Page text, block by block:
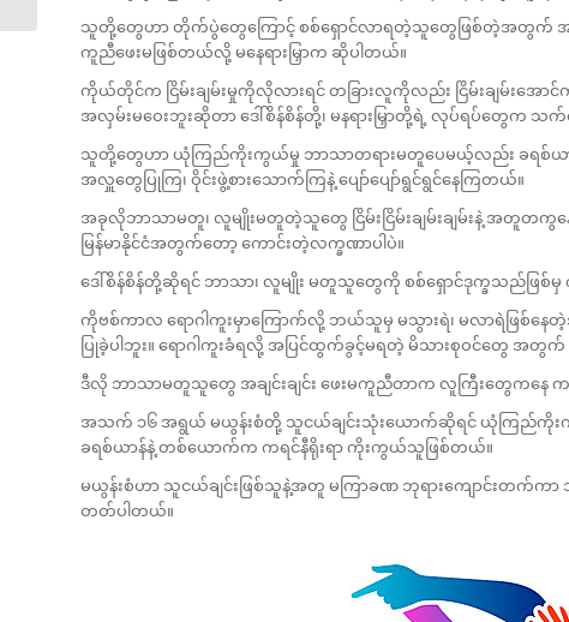
သူတို့တွေဟာ တိုက်ပွဲတွေကြောင့် စစ်ရှောင်လာရတဲ့သူတွေဖြစ်တဲ့အတွက် အခု
ကူညီဖေးမဖြစ်တယ်လို့ မနေရားမြှာက ဆိုပါတယ်။
ကိုယ်တိုင်က ငြိမ်းချမ်းမှုကိုလိုလားရင် တခြားလူကိုလည်း ငြိမ်းချမ်းအောင်
အလှမ်းမဝေးဘူးဆိုတာ ဒေါ်စိန်စိန်တို့၊ မနရားမြှာတို့ရဲ့ လုပ်ရပ်တွေက သ
သူတို့တွေဟာ ယုံကြည်ကိုးကွယ်မှု ဘာသာတရားမတူပေမယ့်လည်း ခရစ်ယာ
အလှူတွေပြုကြ၊ ဝိုင်းဖွဲ့စားသောက်ကြနဲ့ ပျော်ပျော်ရွင်ရွင်နေကြတယ်။
အခုလိုဘာသာမတူ၊ လူမျိုးမတူတဲ့သူတွေ ငြိမ်းငြိမ်းချမ်းချမ်းနဲ့ အတူတ
မြန်မာနိုင်ငံအတွက်တော့ ကောင်းတဲ့လက္ခဏာပါပဲ။
ဒေါ်စိန်စိန်တို့ဆိုရင် ဘာသာ၊ လူမျိုး မတူသူတွေကို စစ်ရှောင်ဒုက္ခသည်ဖြစ်
ကိုဗစ်ကာလ ရောဂါကူးမှာကြောက်လို့ ဘယ်သူမှ မသွားရဲ၊ မလာရဲဖြစ်နေတဲ့အ
ပြုခဲ့ပါဘူး။ ရောဂါကူးခံရလို့ အပြင်ထွက်ခွင့်မရတဲ့ မိသားစုဝင်တွေ အတွက်
ဒီလို ဘာသာမတူသူတွေ အချင်းချင်း ဖေးမကူညီတာက လူကြီးတွေကန
အသက် ၁၆ အရွယ် မယွန်းစံတို့ သူငယ်ချင်းသုံးယောက်ဆိုရင် ယုံကြည်ကိုး
ခရစ်ယာန်နဲ့ တစ်ယောက်က ကရင်နီရိုးရာ ကိုးကွယ်သူဖြစ်တယ်။
မယွန်းစံဟာ သူငယ်ချင်းဖြစ်သူနဲ့အတူ မကြာခဏ ဘုရားကျောင်းတက်က
တတ်ပါတယ်။